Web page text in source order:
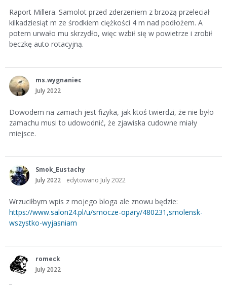
Raport Millera. Samolot przed zderzeniem z brzozą przeleciał
kilkadziesiąt m ze środkiem ciężkości 4 m nad podłożem. A
potem urwało mu skrzydło, więc wzbił się w powietrze i zrobił
beczkę auto rotacyjną.
ms.wygnaniec
July 2022
Dowodem na zamach jest fizyka, jak ktoś twierdzi, że nie było
zamachu musi to udowodnić, że zjawiska cudowne miały
miejsce.
Smok_Eustachy
July 2022
edytowano July 2022
Wrzuciłbym wpis z mojego bloga ale znowu będzie:
https://www.salon24.pl/u/smocze-opary/480231,smolensk-
wszystko-wyjasniam
romeck
July 2022